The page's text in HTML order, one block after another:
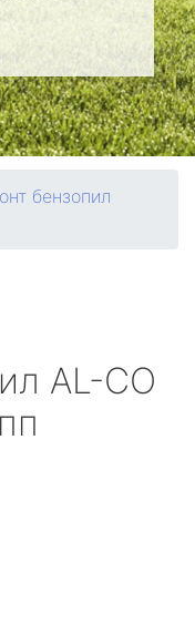
бензопил
AL-CO